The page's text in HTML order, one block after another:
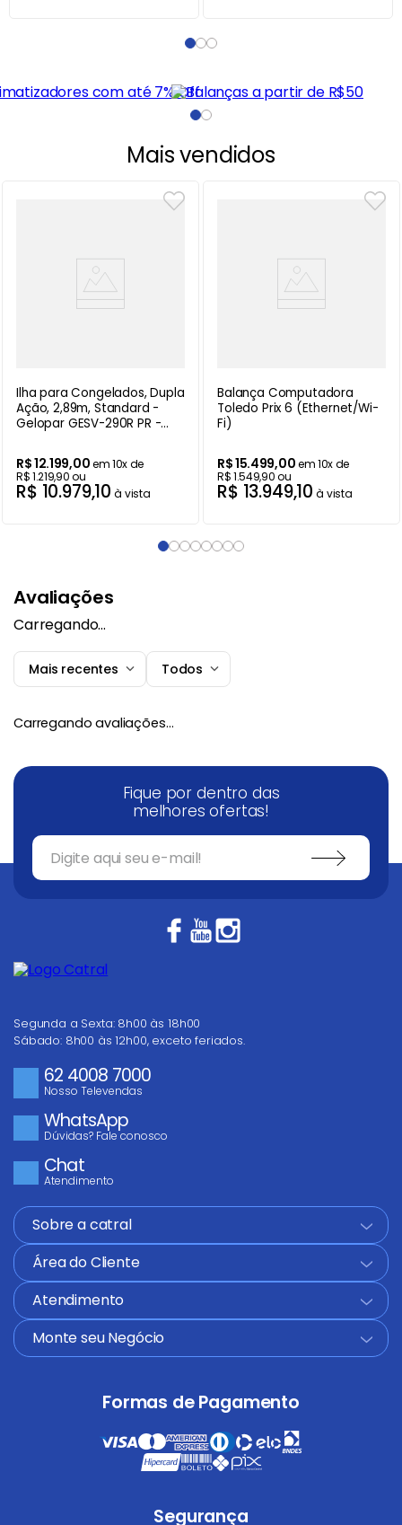
Mais vendidos
Ilha para Congelados, Dupla
Ação, 2,89m, Standard -
Gelopar GESV-290R PR -
R$12.199,00em10x de
R$1.219,90ou
R$ 10.979,10 à vista
Balança Computadora
Toledo Prix 6 (Ethernet/Wi-
Fi)
R$15.499,00em10x de
R$1.549,90ou
R$ 13.949,10 à vista
Avaliações
Carregando…
Mais recentes Todos
Carregando avaliações…
Fique por dentro das
melhores ofertas!
Segunda a Sexta: 8h00 às 18h00
Sábado: 8h00 às 12h00, exceto feriados.
62 4008 7000
Nosso Televendas
WhatsApp
Dúvidas? Fale conosco
Chat
Atendimento
Sobre a catral
+
Área do Cliente
+
Atendimento
+
Monte seu Negócio
+
Formas de Pagamento
Segurança